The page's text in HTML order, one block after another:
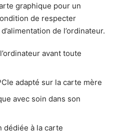
graphique pour un
de respecter
de l’ordinateur.
avant toute
adapté sur la carte mère
avec soin dans son
dédiée à la carte